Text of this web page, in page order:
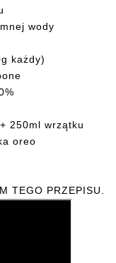
wody
każdy)
250ml wrzątku
oreo
TEGO PRZEPISU.